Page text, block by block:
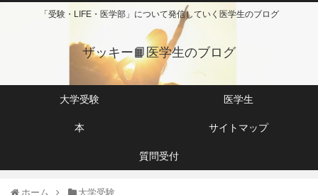
「受験・LIFE・医学部」について発信していく医学生のブログ
ザッキー📙医学生のブログ
大学受験 医学生
本 サイトマップ
質問受付
ホーム 大学受験